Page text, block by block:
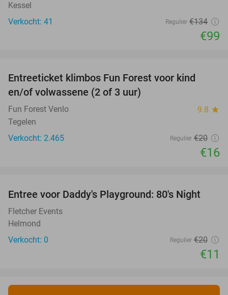
Kessel
Verkocht: 41
Regulier €134
€99
Entreeticket klimbos Fun Forest voor kind
en/of volwassene (2 of 3 uur)
Fun Forest Venlo 9.8 star
Tegelen
Verkocht: 2.465
Regulier €20
€16
45%
TODAY
Entree voor Daddy's Playground: 80's Night
Fletcher Events
Helmond
Verkocht: 0
Regulier €20
€11